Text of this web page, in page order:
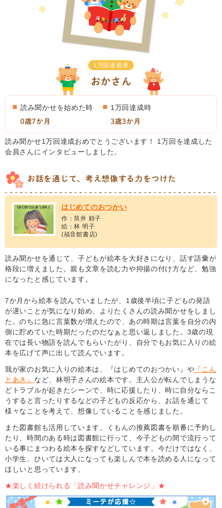
1万回達成者
おかさん
読み聞かせを始めた時
0歳7か月
1万回達成時
3歳3か月
読み聞かせ1万回達成おめでとうございます！ 1万回を達成した
会員さんにインタビューしました。
お話を通じて、考え想像する力をつけた
はじめてのおつかい
作：筒井 頼子
絵：林 明子
(福音館書店)
読み聞かせを通じて、子どもが絵本を大好きになり、話す語彙が
格段に増えました。親も文章を読む力や抑揚の付け方など、勉強
になったと感じています。
7か月から絵本を読んでいましたが、1歳後半頃に子どもの発語
が遅いことが気になり始め、よりたくさんの読み聞かせをしまし
た。のちに急に言葉数が増えたので、あの時期は言葉を自分の内
側に貯めていた時期だったのだなぁと思い返しました。3歳の現
在では長い物語を読んでもらいたがり、自分でもお気に入りの絵
本を広げて声に出して読んでいます。
我が家のお気に入りの絵本は、『はじめてのおつかい』や 『こん
とあき』 など、林明子さんの絵本です。主人公が転んでしまうな
どトラブルが起きたシーンで、時に応援したり、時に自分ならこ
うすると言ったりするなどの子どもの反応から、お話を通じて
様々なことを考えて、想像していることを感じました。
また図書館も活用しています。くもんの推薦図書を順番に予約し
たり、時間のある時は図書館に行って、今子どもの間で流行って
いる事にまつわる絵本を探すなどしています。今だけではなく、
小学生、ひいては大人になっても楽しんで本を読める人になって
ほしいと思っています。
★楽しく続けられる「読み聞かせチャレンジ」★